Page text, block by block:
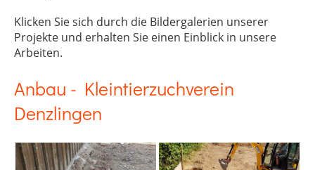
Klicken Sie sich durch die Bildergalerien unserer
Projekte und erhalten Sie einen Einblick in unsere
Arbeiten.
Anbau - Kleintierzuchverein
Denzlingen